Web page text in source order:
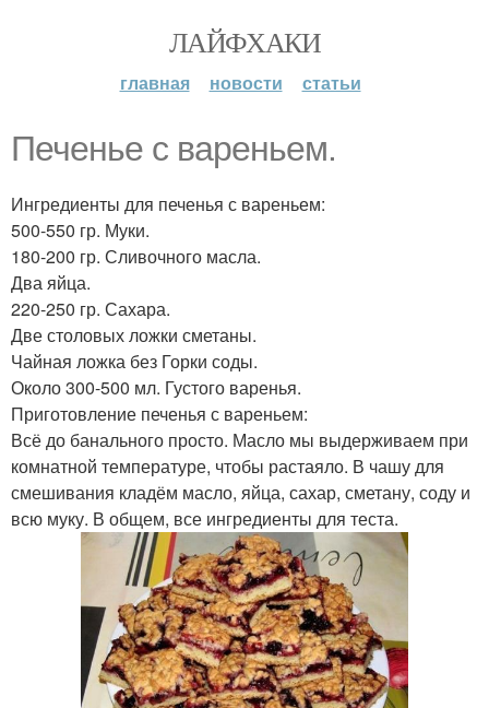
ЛАЙФХАКИ
главная новости статьи
Печенье с вареньем.
Ингредиенты для печенья с вареньем:
500-550 гр. Муки.
180-200 гр. Сливочного масла.
Два яйца.
220-250 гр. Сахара.
Две столовых ложки сметаны.
Чайная ложка без Горки соды.
Около 300-500 мл. Густого варенья.
Приготовление печенья с вареньем:
Всё до банального просто. Масло мы выдерживаем при
комнатной температуре, чтобы растаяло. В чашу для
смешивания кладём масло, яйца, сахар, сметану, соду и
всю муку. В общем, все ингредиенты для теста.